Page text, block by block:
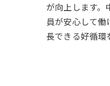
が向上します
員が安心して
長できる好循環